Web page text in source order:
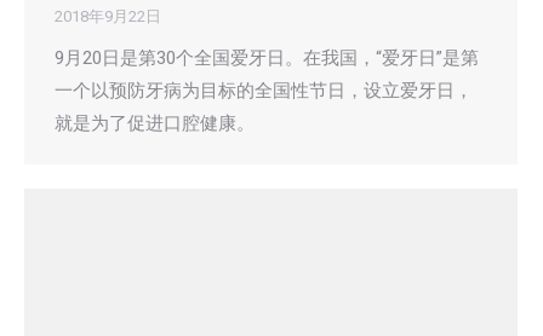
2018年9月22日
9月20日是第30个全国爱牙日。在我国，“爱牙日”是第
一个以预防牙病为目标的全国性节日，设立爱牙日，
就是为了促进口腔健康。